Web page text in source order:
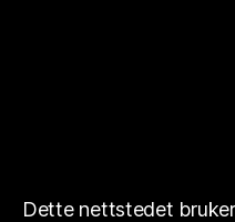
Dette nettstedet